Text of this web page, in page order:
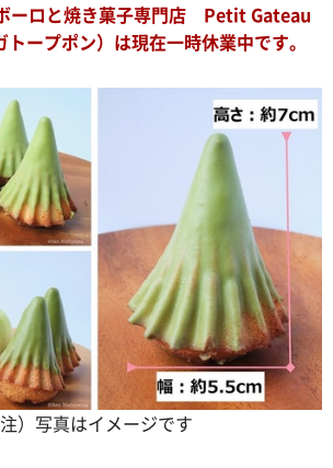
ーロと焼き菓子専門店 Petit Gateau
ープポン）は現在一時休業中です。
注）写真はイメージです